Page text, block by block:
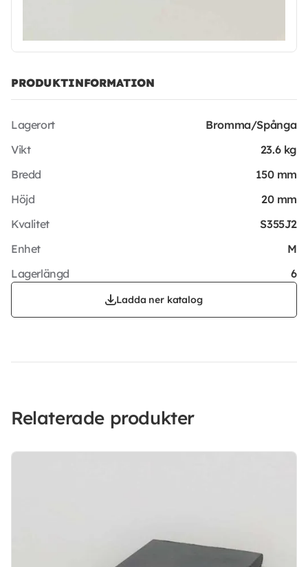
PRODUKTINFORMATION
Lagerort
Bromma/Spånga
Vikt
23.6 kg
Bredd
150 mm
Höjd
20 mm
Kvalitet
S355J2
Enhet
M
Lagerlängd
6
Ladda ner katalog
Relaterade produkter